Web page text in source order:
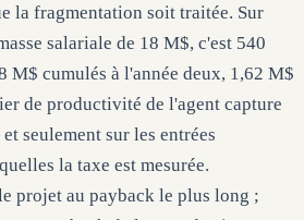
la fragmentation soit traitée. Sur
salariale de 18 M$, c'est 540
M$ cumulés à l'année deux, 1,62 M$
de productivité de l'agent capture
seulement sur les entrées
la taxe est mesurée.
projet au payback le plus long ;